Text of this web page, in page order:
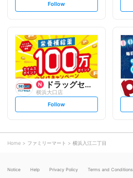
s
l
o
w
Follow
ドラッグセイムス
横浜大口店
s
l
o
Follow
Home ファミリーマート 横浜入江二丁目
Notice Help Privacy Policy Terms and Conditions